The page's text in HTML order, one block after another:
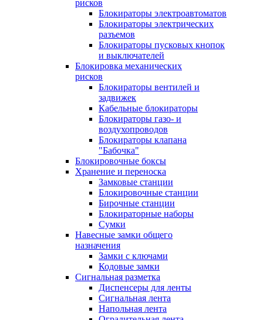
рисков
Блокираторы электроавтоматов
Блокираторы электрических
разъемов
Блокираторы пусковых кнопок
и выключателей
Блокировка механических
рисков
Блокираторы вентилей и
задвижек
Кабельные блокираторы
Блокираторы газо- и
воздухопроводов
Блокираторы клапана
"Бабочка"
Блокировочные боксы
Хранение и переноска
Замковые станции
Блокировочные станции
Бирочные станции
Блокираторные наборы
Сумки
Навесные замки общего
назначения
Замки с ключами
Кодовые замки
Сигнальная разметка
Диспенсеры для ленты
Сигнальная лента
Напольная лента